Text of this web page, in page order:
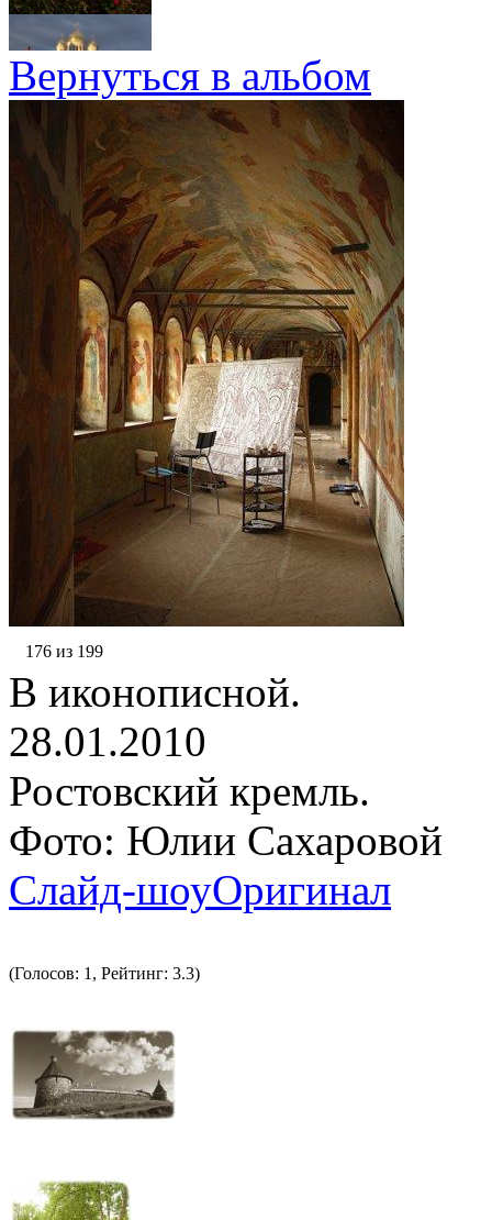
Вернуться в альбом
176 из 199
В иконописной.
28.01.2010
Ростовский кремль.
Фото: Юлии Сахаровой
Слайд-шоуОригинал
(Голосов: 1, Рейтинг: 3.3)